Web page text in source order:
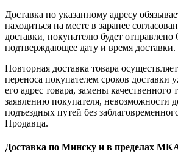
Доставка по указанному адресу
находиться на месте в заранее
доставки, покупателю будет
подтверждающее дату и время доставки.
Повторная доставка товара
переноса покупателем сроков доставки
его адрес товара, замены качественного
заявлению покупателя, невозможности
подъездных путей без
Продавца.
Доставка по Минску и в пределах